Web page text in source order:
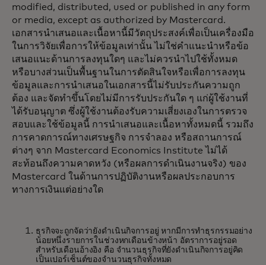
modified, distributed, used or published in any form
or media, except as authorized by Mastercard.
เอกสารนำเสนอและเนื้อหานี้มีวัตถุประสงค์เพื่อเป็นเครื่องมือ
ในการวิจัยเพื่อการให้ข้อมูลเท่านั้น ไม่ใช่คำแนะนำหรือข้อ
เสนอแนะด้านการลงทุนใดๆ และไม่ควรนำไปใช้ทั้งหมด
หรือบางส่วนเป็นพื้นฐานในการตัดสินใจหรือเพื่อการลงทุน
ข้อมูลและการนำเสนอในเอกสารนี้ไม่รับประกันความถูก
ต้อง และจัดทำขึ้นโดยไม่มีการรับประกันใด ๆ แก่ผู้ใช้งานที่
ได้รับอนุญาต ซึ่งผู้ใช้งานต้องรับความเสี่ยงเองในการตรวจ
สอบและใช้ข้อมูลนี้ การนำเสนอและเนื้อหาทั้งหมดนี้ รวมถึง
การคาดการณ์ทางเศรษฐกิจ การจำลอง หรือสถานการณ์
ต่างๆ จาก Mastercard Economics Institute ไม่ได้
สะท้อนถึงความคาดหวัง (หรือผลการดำเนินงานจริง) ของ
Mastercard ในด้านการปฏิบัติงานหรือผลประกอบการ
ทางการเงินแต่อย่างใด
ธุรกิจจะถูกจัดว่ายังดำเนินกิจการอยู่ หากมีการทำธุรกรรมอย่าง
น้อยหนึ่งรายการในช่วงหกเดือนข้างหน้า อัตราการอยู่รอด
สำหรับเดือนอ้างอิง คือ จำนวนธุรกิจที่ยังดำเนินกิจการอยู่คิด
เป็นเปอร์เซ็นต์ของจำนวนธุรกิจทั้งหมด